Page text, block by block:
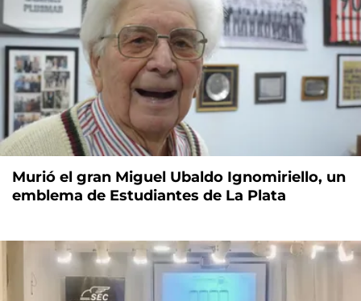
Murió el gran Miguel Ubaldo Ignomiriello, un
emblema de Estudiantes de La Plata